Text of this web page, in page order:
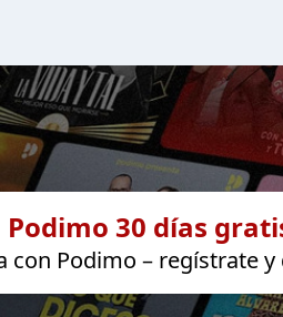
Podimo 30 días
con Podimo – regístrate